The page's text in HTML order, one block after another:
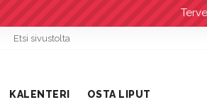
Etsi sivustolta
KALENTERI OSTA LIPUT